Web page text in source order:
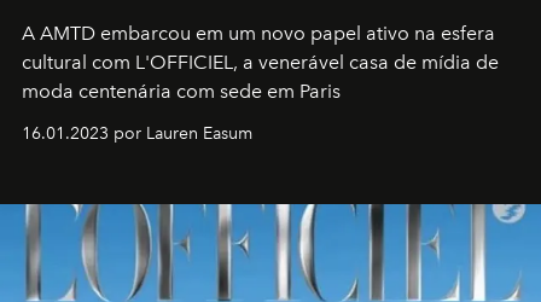
A AMTD embarcou em um novo papel ativo na esfera
cultural com L'OFFICIEL, a venerável casa de mídia de
moda centenária com sede em Paris
16.01.2023 por Lauren Easum